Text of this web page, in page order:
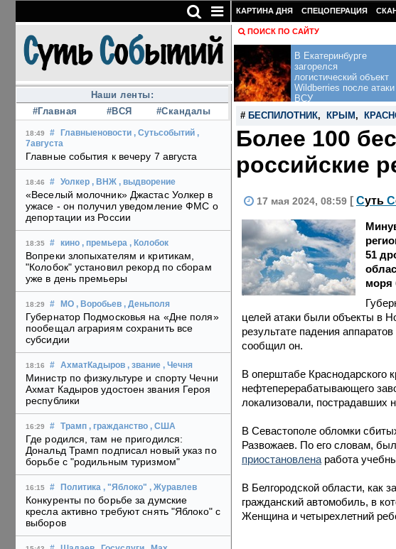
Наши ленты:
#Главная
#ВСЯ #Скандалы
18:49 # Главныеновости , Сутьсобытий ,
7августа
Главные события к вечеру 7 августа
18:46 # Уолкер , ВНЖ , выдворение
«Веселый молочник» Джастас Уолкер в
ужасе - он получил уведомление ФМС о
депортации из России
18:35 # кино , премьера , Колобок
Вопреки злопыхателям и критикам,
"Колобок" установил рекорд по сборам
уже в день премьеры
18:29 # МО , Воробьев , Деньполя
Губернатор Подмосковья на «Дне поля»
пообещал аграриям сохранить все
субсидии
18:16 # АхматКадыров , звание , Чечня
Министр по физкультуре и спорту Чечни
Ахмат Кадыров удостоен звания Героя
республики
16:29 # Трамп , гражданство , США
Где родился, там не пригодился:
Дональд Трамп подписал новый указ по
борьбе с "родильным туризмом"
16:15 # Политика , "Яблоко" , Журавлев
Конкуренты по борьбе за думские
кресла активно требуют снять "Яблоко" с
выборов
КАРТИНА ДНЯ СПЕЦОПЕРАЦИЯ
ПОИСК ПО САЙТУ
В Екатеринбурге
загорелся
логистический объект
Wildberries после атаки
ВСУ
# БЕСПИЛОТНИК, КРЫМ ,
Более 100
российские
17 мая 2024, 08:59 [ Суть С
51
моря
целей атаки были объекты в
результате падения
сообщил он.
В оперштабе Краснодарского
нефтеперерабатывающего
локализовали, пострадавших
В Севастополе обломки
Развожаев. По его словам,
приостановлена работа
В Белгородской области, как
гражданский автомобиль, в
Женщина и четырехлетний